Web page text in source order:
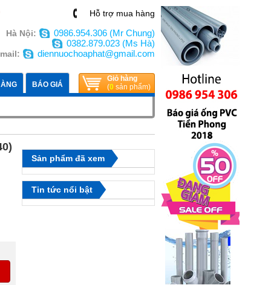
Hỗ trợ mua hàng
Hà Nội:
0986.954.306 (Mr Chung)
0382.879.023 (Ms Hà)
diennuochoaphat@gmail.com
BÁO GIÁ
Giỏ hàng
(0 sản phẩm)
Sản phẩm đã xem
Tin tức nổi bật